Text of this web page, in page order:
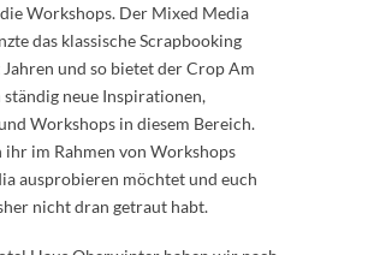
Workshops. Der Mixed Media
das klassische Scrapbooking
und so bietet der Crop Am
ständig neue Inspirationen,
Workshops in diesem Bereich.
ihr im Rahmen von Workshops
ausprobieren möchtet und euch
nicht dran getraut habt.